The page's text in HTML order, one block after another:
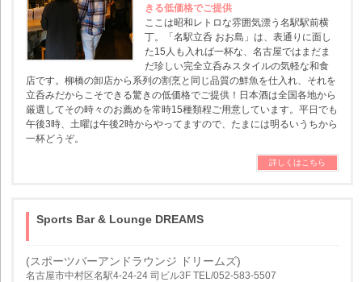
きる低価格でご提供
ここは昭和レトロな雰囲気漂う名駅駅前横
丁。「名駅立呑 おお島」は、表通りに面し
た15人も入れば一杯な、名古屋ではまだま
だ珍しい完全立呑みスタイルの気軽な和食
店です。柳橋の卸店から系列の割烹と同じ品質の鮮魚を仕入れ、それを
立呑みだからこそできる驚きの低価格でご提供！日本酒は全国各地から
厳選してその時々のお薦めを常時15種類程ご用意しています。平日でも
午後3時、土曜は午後2時からやってますので、たまには明るいうちから
一杯どうぞ。
詳しくはこちら
Sports Bar & Lounge DREAMS
(スポーツバーアンドラウンジ ドリームズ)
名古屋市中村区名駅4-24-24 司ビル3F TEL/052-583-5507